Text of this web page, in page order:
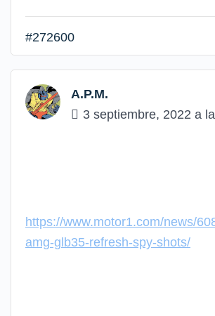
#272600
A.P.M.
3 septiembre, 2022 a
https://www.motor1.com/news/
amg-glb35-refresh-spy-shots/